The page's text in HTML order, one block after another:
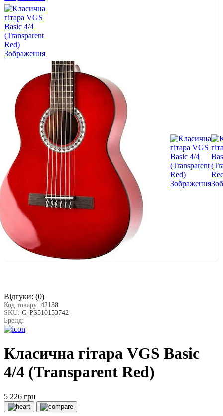
Відгуки: (0)
Код товару: 42138
SKU: G-PS510153742
Бренд:
Класична гітара VGS Basic
4/4 (Transparent Red)
5 226 грн